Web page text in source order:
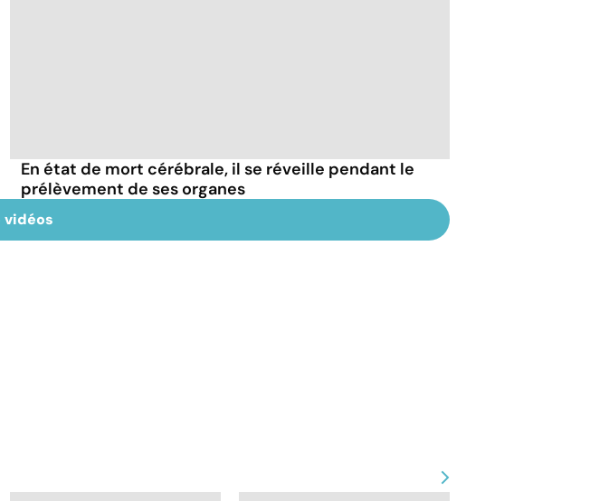
En état de mort cérébrale, il se réveille pendant le
prélèvement de ses organes
vidéos